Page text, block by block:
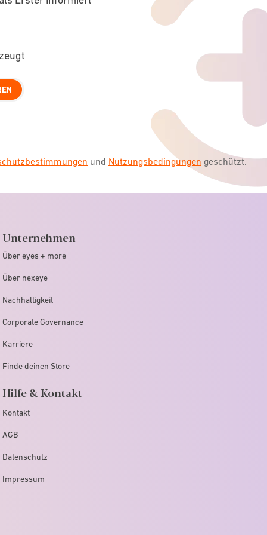
und Nutzungsbedingungen geschützt.
Unternehmen
Über eyes + more
Über nexeye
Nachhaltigkeit
Corporate Governance
Karriere
Finde deinen Store
Hilfe & Kontakt
Kontakt
AGB
Datenschutz
Impressum